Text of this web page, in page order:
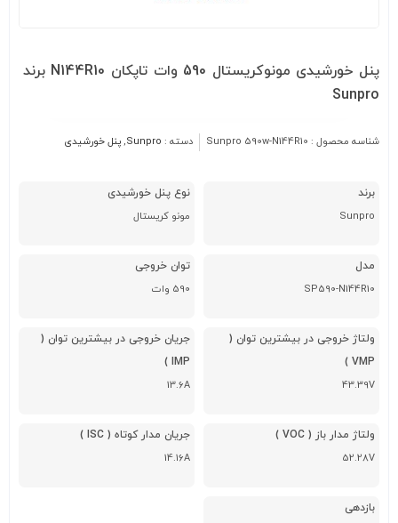
پنل خورشیدی مونوکریستال 590 وات تاپکان N144R10 برند
Sunpro
شناسه محصول : Sunpro 590w-N144R10 دسته : Sunpro
, پنل خورشیدی
برند
Sunpro
نوع پنل خورشیدی
مونو کریستال
مدل
SP590-N144R10
توان خروجی
590 وات
ولتاژ خروجی در بیشترین توان (
VMP )
43.39V
جریان خروجی در بیشترین توان (
IMP )
13.6A
ولتاژ مدار باز ( VOC )
52.28V
جریان مدار کوتاه ( ISC )
14.16A
بازدهی